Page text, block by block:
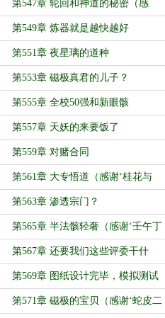
眼’成为盟主）
第547章 轮回和神道的秘密（感
谢‘影仙齐天’打赏盟主）
第549章 炼器就是越快越好
第551章 夜星璃的道种
第553章 磁极真君的儿子？
第555章 全校50强和新眼骸
第557章 天妖的来要饭了
第559章 对赌合同
第561章 大专悟道（感谢‘桂花与
酒’成为盟主）
第563章 渗透宗门？
第565章 半法骸轻奢（感谢‘壬午丁
未庚辰丙子’的1.5个盟主）
第567章 还要我们这些评委干什
么？
第569章 图纸设计完毕，模拟测试
（感谢‘木白金玉’投喂褔姬同事成
第571章 磁极的宝贝（感谢‘蛇皮二